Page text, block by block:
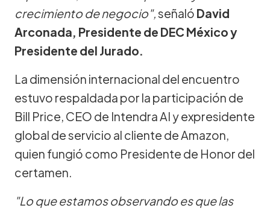
crecimiento de negocio",señaló David
Arconada, Presidente de DEC México y
Presidente del Jurado.
La dimensión internacional del encuentro
estuvo respaldada por la participación de
Bill Price, CEO de Intendra AI y expresidente
global de servicio al cliente de Amazon,
quien fungió como Presidente de Honor del
certamen.
"Lo que estamos observando es que las